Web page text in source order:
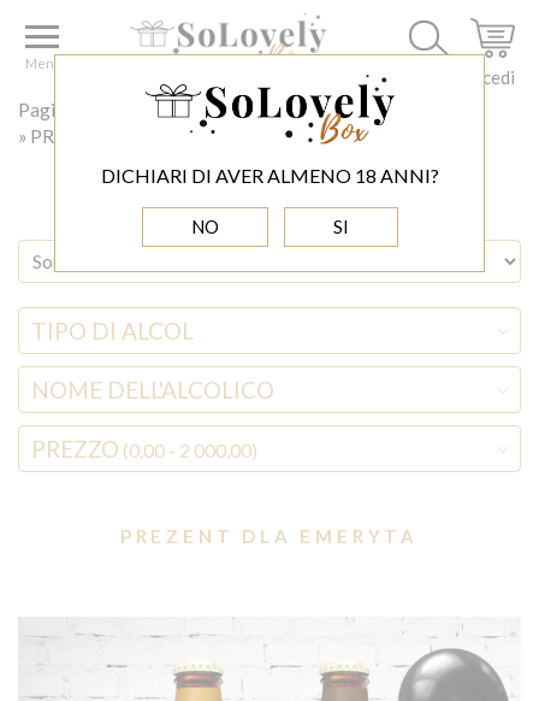
DICHIARI DI AVER ALMENO 18 ANNI?
NO SI
Accedi
Menu
Pagina principale
REGALO PER
PREZENT DLA EMERYTA
TIPO DI ALCOL
NOME DELL'ALCOLICO
PREZZO (0,00 - 2 000,00)
PREZENT DLA EMERYTA